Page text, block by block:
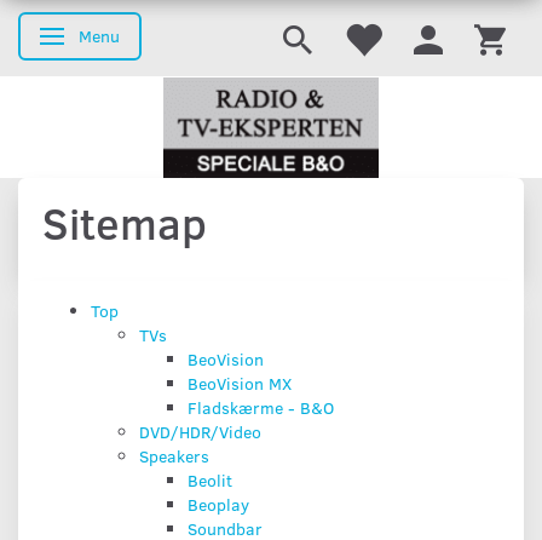
Toggle navigation
Menu
Sitemap
Top
TVs
BeoVision
BeoVision MX
Fladskærme - B&O
DVD/HDR/Video
Speakers
Beolit
Beoplay
Soundbar